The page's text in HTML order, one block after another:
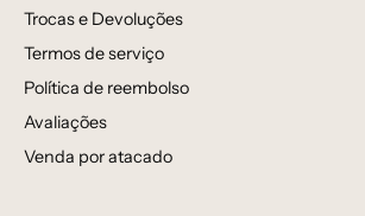
Trocas e Devoluções
Termos de serviço
Política de reembolso
Avaliações
Venda por atacado